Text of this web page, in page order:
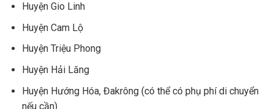
Huyện Gio Linh
Huyện Cam Lộ
Huyện Triệu Phong
Huyện Hải Lăng
Huyện Hướng Hóa, Đakrông (có thể có phụ phí di chuyển
nếu cần)